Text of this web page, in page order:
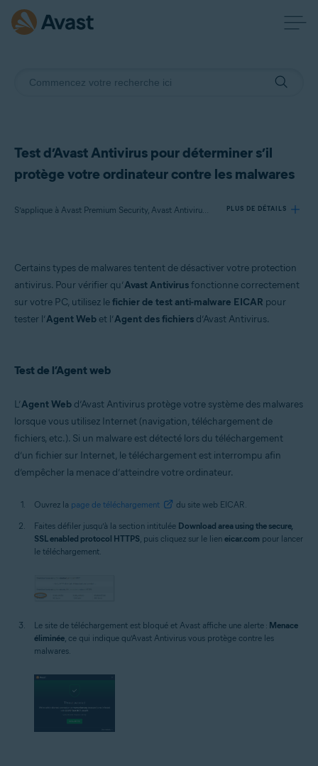
Test d’Avast Antivirus pour déterminer s’il
protège votre ordinateur contre les malwares
S’applique à Avast Premium Security, Avast Antivirus Gratuit PLUS DE DÉTAILS
Produits:
Avast Premium Security 21.x
Systèmes d'exploitation:
Éducation (32/64 bits)
Microsoft Windows 7 Édition Familiale Basique/Édition Familiale
Premium/Professionnel/Entreprise/Édition Intégrale - Service Pack 1
avec mise à jour cumulative de commodité (32/64 bits)
Certains types de malwares tentent de désactiver votre protection
antivirus. Pour vérifier qu’Avast Antivirusfonctionne correctement
sur votre PC, utilisez lefichier de test anti-malware EICAR pour
tester l’Agent Web et l’Agent des fichiers d’Avast Antivirus.
Test de l’Agent web
L’Agent Web d’Avast Antivirus protège votre système des malwares
lorsque vous utilisez Internet (navigation, téléchargement de
fichiers, etc.). Si un malware est détecté lors du téléchargement
d’un fichier sur Internet, le téléchargement est interrompu afin
d’empêcher la menace d’atteindre votre ordinateur.
Ouvrez la page de téléchargement
du site web EICAR.
Faites défiler jusqu’à la section intitulée Download area using the secure,
SSL enabled protocol HTTPS, puis cliquez sur le lien eicar.com pour lancer
le téléchargement.
Le site de téléchargement est bloqué et Avast affiche une alerte : Menace
éliminée , ce qui indique qu’Avast Antivirus vous protège contre les
malwares.